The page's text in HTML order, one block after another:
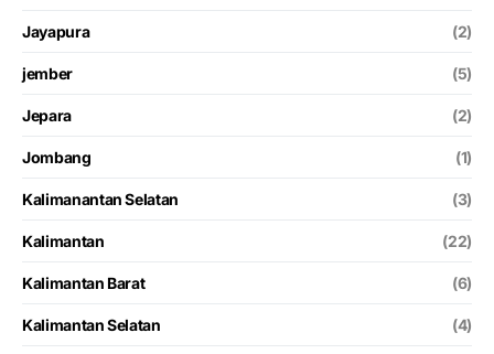
Jayapura (2)
jember (5)
Jepara (2)
Jombang (1)
Kalimanantan Selatan (3)
Kalimantan (22)
Kalimantan Barat (6)
Kalimantan Selatan (4)